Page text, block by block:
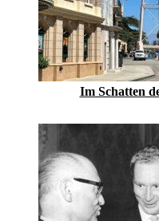
Im Schatten